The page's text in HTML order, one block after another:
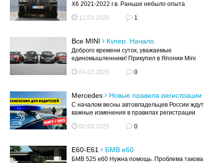
X6 2021-2022 г.в. Раньше небыло опыта
12.03.2025
1
Все MINI Купер. Начало.
Доброго времени суток, уважаемые
единомышленники! Прикупил в Японии Mini
04.03.2025
0
Mercedes
Новые правила регистрации
авто с 1 марта: что изменилось для
водителей?
С началом весны автовладельцев России ждут
важные изменения в правилах регистрации
02.03.2025
0
E60-E61 БМВ е60
БМВ 525 е60 Нужна помощь. Проблема такова